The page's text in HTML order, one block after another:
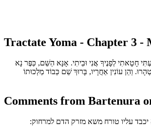
Tractate Yoma - Chapter 3 -
חָטָאתִי לְפָנֶיךָ אֲנִי וּבֵיתִי. אָנָּא הַשֵּׁם, כַּפֶּר נָא
וְהֵן עוֹנִין אַחֲרָיו, בָּרוּךְ שֵׁם כְּבוֹד מַלְכוּתוֹ
Comments from Bartenura
יכבד עליו טורח משא מזרק הדם למרחוק: